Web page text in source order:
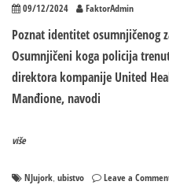
09/12/2024 FaktorAdmin
Poznat identitet osumnjičenog
Osumnjičeni koga policija
direktora kompanije United
Manđione, navodi
više
NJujork ubistvo Leave a